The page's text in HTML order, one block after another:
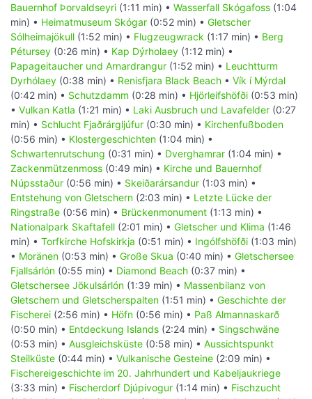
Bauernhof Þorvaldseyri (1:11 min) • Wasserfall Skógafoss (1:04
min) • Heimatmuseum Skógar (0:52 min) • Gletscher
Sólheimajökull (1:52 min) • Flugzeugwrack (1:17 min) • Berg
Pétursey (0:26 min) • Kap Dýrholaey (1:12 min) •
Papageitaucher und Arnardrangur (1:52 min) • Leuchtturm
Dyrhólaey (0:38 min) • Renisfjara Black Beach • Vík í Mýrdal
(0:42 min) • Schutzdamm (0:28 min) • Hjörleifshöfði (0:53 min)
• Vulkan Katla (1:21 min) • Laki Ausbruch und Lavafelder (0:27
min) • Schlucht Fjaðrárgljúfur (0:30 min) • Kirchenfußboden
(0:56 min) • Klostergeschichten (1:04 min) •
Schwartenrutschung (0:31 min) • Dverghamrar (1:04 min) •
Zackenmützenmoss (0:49 min) • Kirche und Bauernhof
Núpsstaður (0:56 min) • Skeiðarársandur (1:03 min) •
Entstehung von Gletschern (2:03 min) • Letzte Lücke der
Ringstraße (0:56 min) • Brückenmonument (1:13 min) •
Nationalpark Skaftafell (2:01 min) • Gletscher und Klima (1:46
min) • Torfkirche Hofskirkja (0:51 min) • Ingólfshöfði (1:03 min)
• Moränen (0:53 min) • Große Skua (0:40 min) • Gletschersee
Fjallsárlón (0:55 min) • Diamond Beach (0:37 min) •
Gletschersee Jökulsárlón (1:39 min) • Massenbilanz von
Gletschern und Gletscherspalten (1:51 min) • Geschichte der
Fischerei (2:56 min) • Höfn (0:56 min) • Paß Almannaskarð
(0:50 min) • Entdeckung Islands (2:24 min) • Singschwäne
(0:53 min) • Ausgleichsküste (0:58 min) • Aussichtspunkt
Steilküste (0:44 min) • Vulkanische Gesteine (2:09 min) •
Fischereigeschichte im 20. Jahrhundert und Kabeljaukriege
(3:33 min) • Fischerdorf Djúpivogur (1:14 min) • Fischzucht